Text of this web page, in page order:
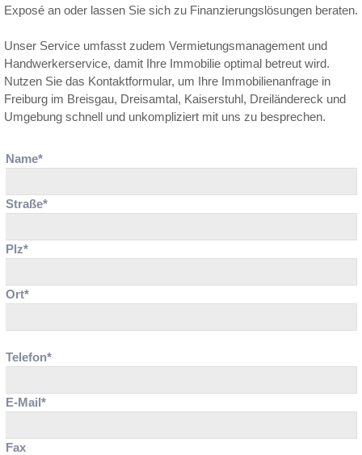
Exposé an oder lassen Sie sich zu Finanzierungslösungen beraten.
Unser Service umfasst zudem Vermietungsmanagement und
Handwerkerservice, damit Ihre Immobilie optimal betreut wird.
Nutzen Sie das Kontaktformular, um Ihre Immobilienanfrage in
Freiburg im Breisgau, Dreisamtal, Kaiserstuhl, Dreiländereck und
Umgebung schnell und unkompliziert mit uns zu besprechen.
Name*
Straße*
Plz*
Ort*
Telefon*
E-Mail*
Fax